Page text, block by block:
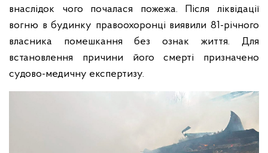
внаслідок чого почалася пожежа. Після ліквідації
вогню в будинку правоохоронці виявили 81-річного
власника помешкання без ознак життя. Для
встановлення причини його смерті призначено
судово-медичну експертизу.